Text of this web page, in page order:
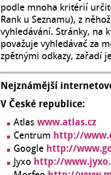
podle mnoha kritérií
Rank u Seznamu), z
vyhledávání. Stránky, na
považuje vyhledávač za
zpětnými odkazy, zařadí
Nejznámější
V České republice:
Atlas www.atlas.cz
Centrum http://
Google http://
Jyxo http://